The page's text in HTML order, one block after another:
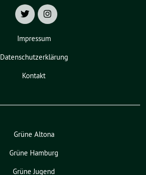
Impressum
Datenschutzerklärung
Kontakt
Grüne Altona
Grüne Hamburg
Grüne Jugend